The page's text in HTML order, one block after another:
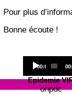
Pour plus
Bonne écoute !
Current
00:00
Epidemie
onpdc